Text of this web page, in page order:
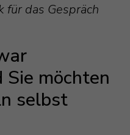
für das Gespräch
möchten
selbst